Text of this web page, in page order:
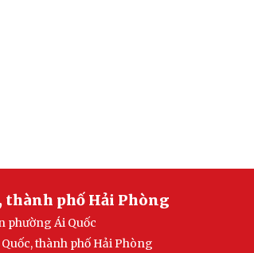
thành phố Hải Phòng
phường Ái Quốc
thành phố Hải Phòng